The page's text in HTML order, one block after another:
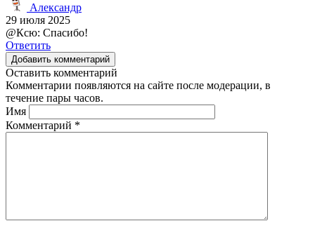
Александр
29 июля 2025
@Ксю: Спасибо!
Ответить
Добавить комментарий
Оставить комментарий
Комментарии появляются на сайте после модерации, в
течение пары часов.
Имя
Комментарий *